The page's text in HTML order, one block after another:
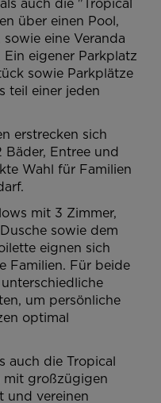
über einen Pool,
sowie eine Veranda
eigener Parkplatz
sowie Parkplätze
teil einer jeden
erstrecken sich
Bäder, Entree und
Wahl für Familien
mit 3 Zimmer,
sowie dem
eignen sich
Familien. Für beide
um persönliche
optimal
auch die Tropical
mit großzügigen
und vereinen